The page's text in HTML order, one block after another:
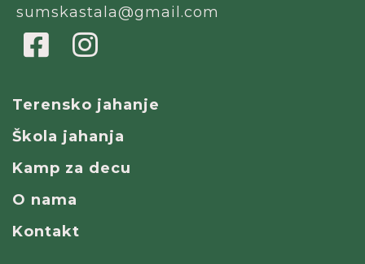
sumskastala@gmail.com
Terensko jahanje
Škola jahanja
Kamp za decu
O nama
Kontakt